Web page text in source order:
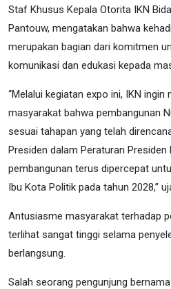
Staf Khusus Kepala Otorita IKN
Pantouw, mengatakan bahwa
merupakan bagian dari komitmen
komunikasi dan edukasi kepada
“Melalui kegiatan expo ini, IKN
masyarakat bahwa pembangunan
sesuai tahapan yang telah
Presiden dalam Peraturan Presiden
pembangunan terus dipercepat
Ibu Kota Politik pada tahun 2028,”
Antusiasme masyarakat terhadap
terlihat sangat tinggi selama
berlangsung.
Salah seorang pengunjung